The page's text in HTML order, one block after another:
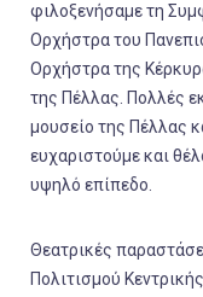
φιλοξενήσαμε τη
Ορχήστρα του
Ορχήστρα της
της Πέλλας. Πολλές
μουσείο της Πέλλας
ευχαριστούμε και
υψηλό επίπεδο.
Θεατρικές
Πολιτισμού